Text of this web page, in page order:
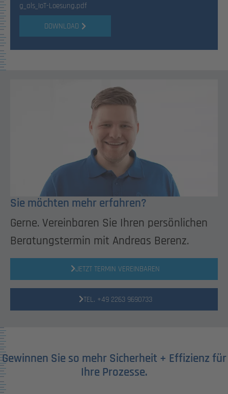
g_als_IoT-Loesung.pdf
DOWNLOAD
Sie möchten mehr erfahren?
Gerne. Vereinbaren Sie Ihren persönlichen
Beratungstermin mit Andreas Berenz.
JETZT TERMIN VEREINBAREN
TEL. +49 2263 9690733
Gewinnen Sie so mehr Sicherheit + Effizienz für
Ihre Prozesse.